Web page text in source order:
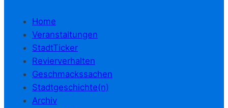
Home
Veranstaltungen
StadtTicker
Revierverhalten
Geschmackssachen
Stadtgeschichte(n)
Archiv